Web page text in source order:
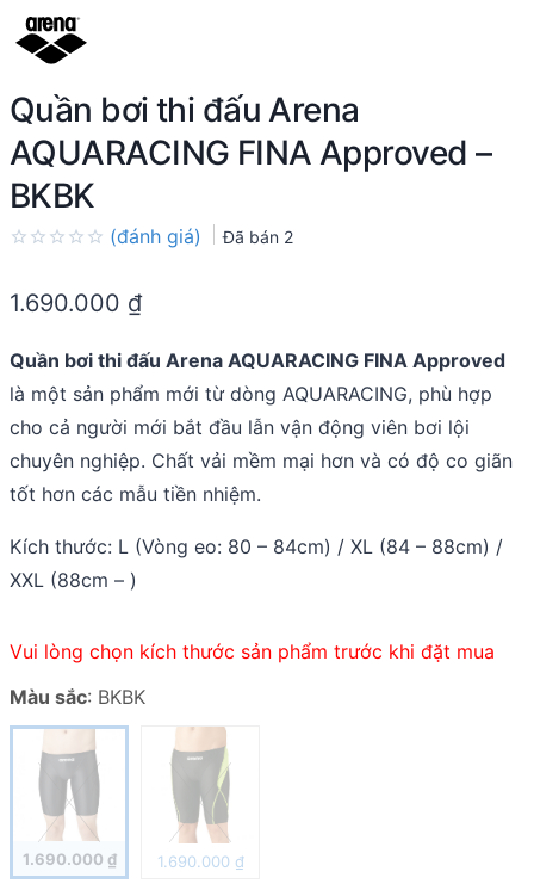
Quần bơi thi đấu Arena
AQUARACING FINA Approved –
BKBK
out
(đánh giá) Đã bán 2
1.690.000 ₫
Quần bơi thi đấu Arena AQUARACING FINA Approved
là một sản phẩm mới từ dòng AQUARACING, phù hợp
cho cả người mới bắt đầu lẫn vận động viên bơi lội
chuyên nghiệp. Chất vải mềm mại hơn và có độ co giãn
tốt hơn các mẫu tiền nhiệm.
Kích thước: L (Vòng eo: 80 – 84cm) / XL (84 – 88cm) /
XXL (88cm – )
Vui lòng chọn kích thước sản phẩm trước khi đặt mua
Màu sắc: BKBK
1.690.000 ₫ 1.690.000 ₫